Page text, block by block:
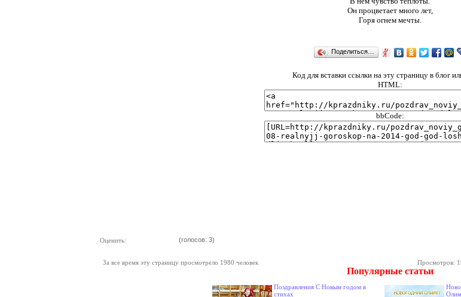
Он процветает много лет,
Горя огнем мечты.
Поделиться…
Код для вставки ссылки на эту страницу в блог
HTML:
bbCode:
Оценить: (голосов: 3)
За все время эту страницу просмотрело 1980 человек Просмотров:
Популярные статьи
Поздравления С Новым годом в
стихах